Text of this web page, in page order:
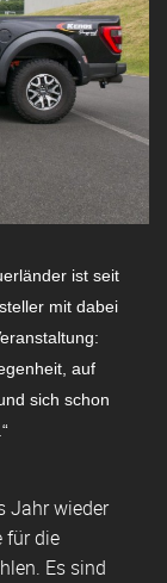
ist seit
mit dabei
auf
sich schon
Jahr wieder
für die
Es sind